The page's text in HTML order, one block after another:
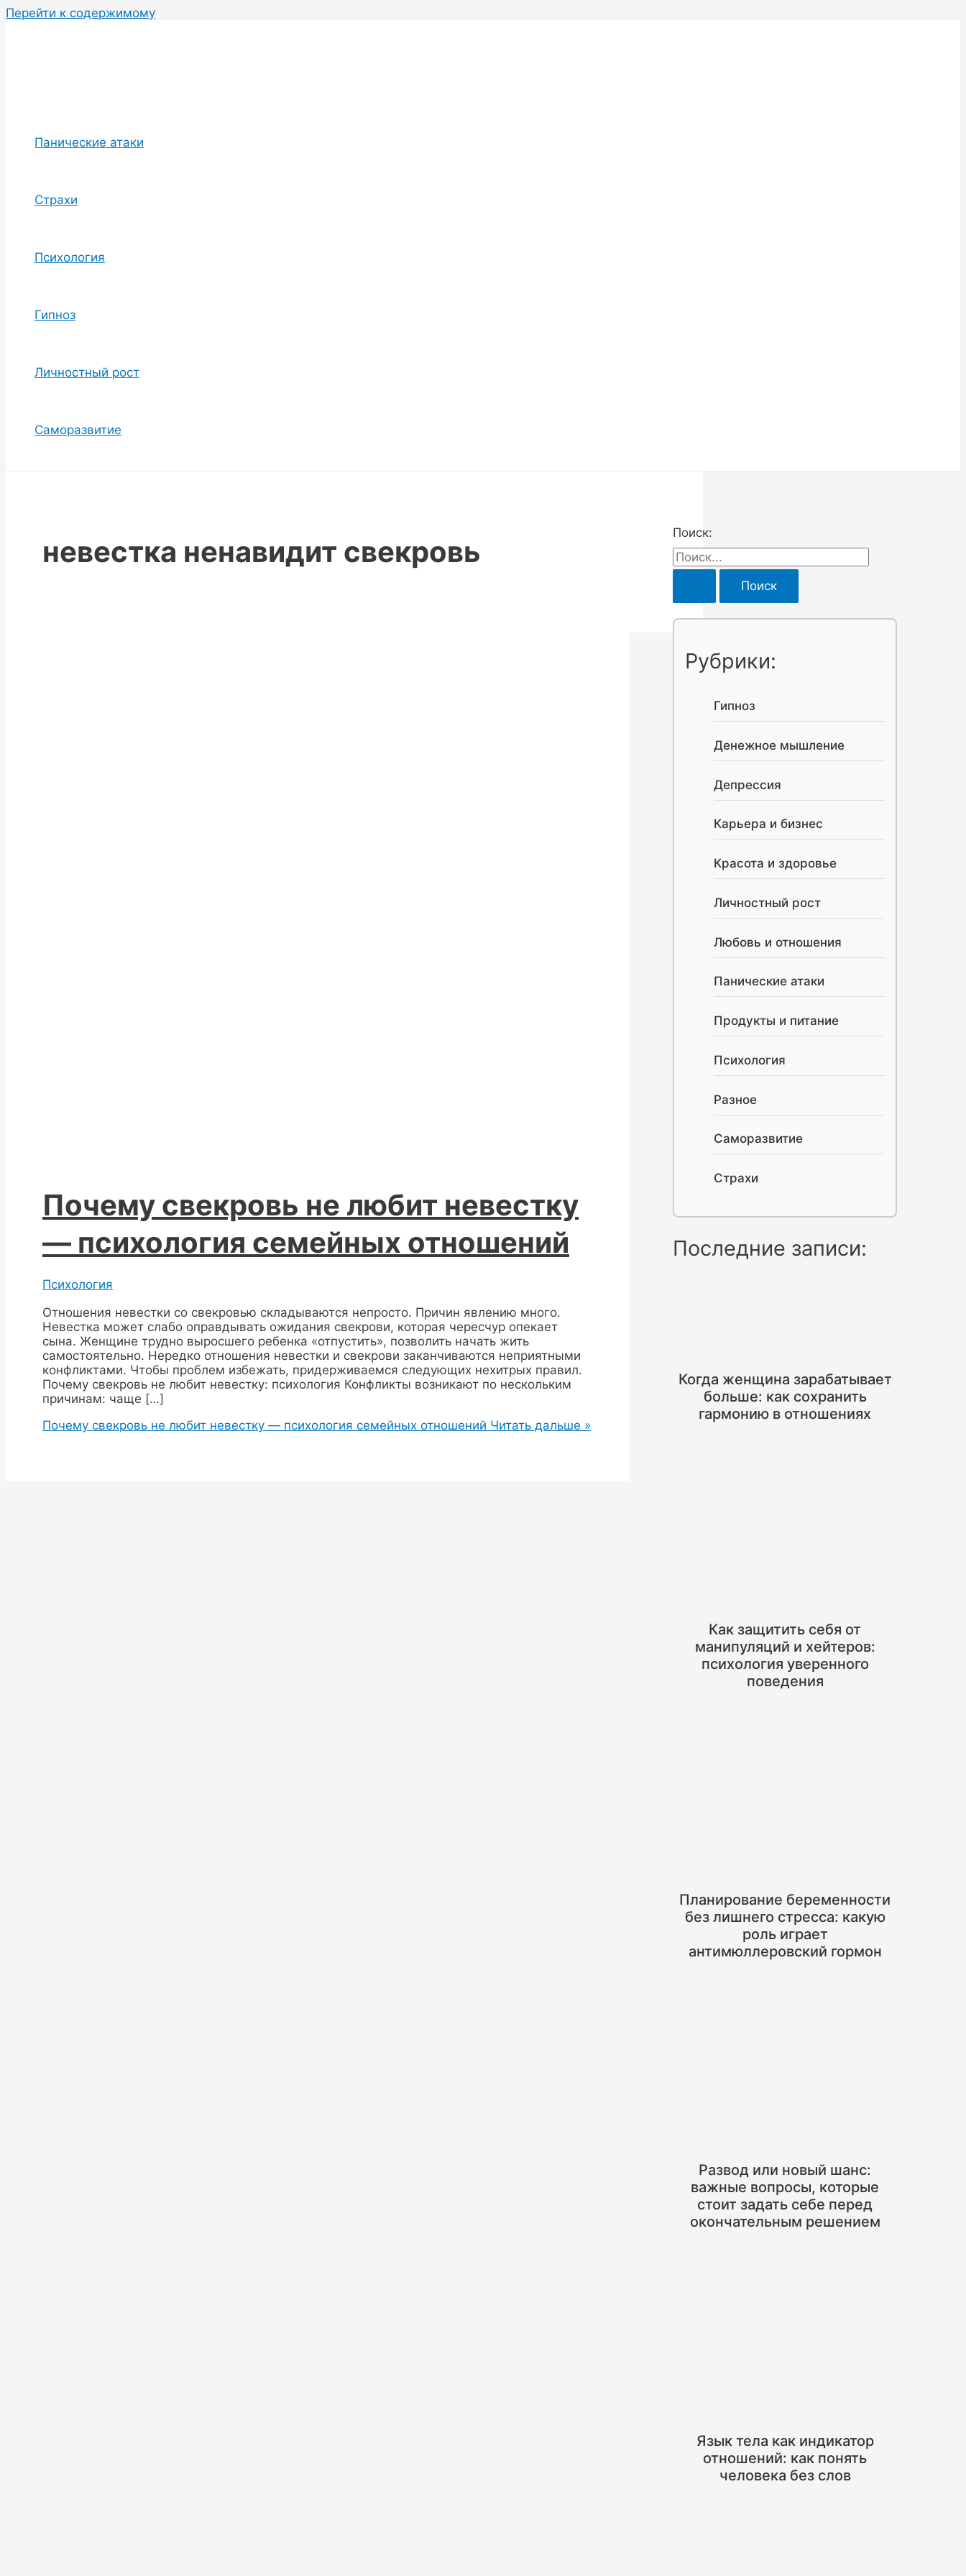
Перейти к содержимому
Панические атаки
Страхи
Психология
Гипноз
Личностный рост
Саморазвитие
невестка ненавидит свекровь
Почему свекровь не любит невестку
— психология семейных отношений
Психология
Отношения невестки со свекровью складываются непросто. Причин явлению много.
Невестка может слабо оправдывать ожидания свекрови, которая чересчур опекает
сына. Женщине трудно выросшего ребенка «отпустить», позволить начать жить
самостоятельно. Нередко отношения невестки и свекрови заканчиваются неприятными
конфликтами. Чтобы проблем избежать, придерживаемся следующих нехитрых правил.
Почему свекровь не любит невестку: психология Конфликты возникают по нескольким
причинам: чаще […]
Почему свекровь не любит невестку — психология семейных отношений Читать дальше »
Поиск:
Рубрики:
Гипноз
Денежное мышление
Депрессия
Карьера и бизнес
Красота и здоровье
Личностный рост
Любовь и отношения
Панические атаки
Продукты и питание
Психология
Разное
Саморазвитие
Страхи
Последние записи:
Когда женщина зарабатывает
больше: как сохранить
гармонию в отношениях
Как защитить себя от
манипуляций и хейтеров:
психология уверенного
поведения
Планирование беременности
без лишнего стресса: какую
роль играет
антимюллеровский гормон
Развод или новый шанс:
важные вопросы, которые
стоит задать себе перед
окончательным решением
Язык тела как индикатор
отношений: как понять
человека без слов